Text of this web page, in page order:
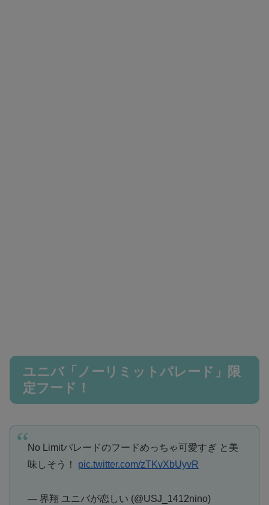
ユニバ「ノーリミットパレード」限
定フード！
No Limitパレードのフードめっちゃ可愛すぎ と美
味しそう！ pic.twitter.com/zTKvXbUyvR
— 界翔 ユニバが恋しい (@USJ_1412nino)